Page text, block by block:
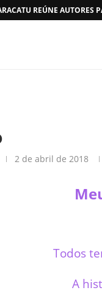
REÚNE AUTORES
2 de abril de 2018
Todos
A